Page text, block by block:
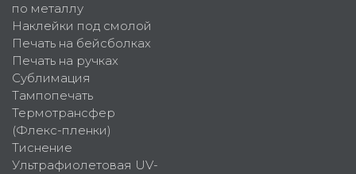
по металлу
Наклейки под смолой
Печать на бейсболках
Печать на ручках
Сублимация
Тампопечать
Термотрансфер
(Флекс-пленки)
Тиснение
Ультрафиолетовая UV-